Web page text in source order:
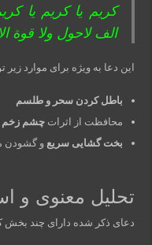
کریم یا کریم یا
الف لاحول ولا قوة
این دعا به ویژه برای موارد
باطل کردن سحر و طلسم
محافظت از اثراتچشم زخم
بخت گشایی سریع و گشودن
تحلیل معنوی و
دعای ذکر شده دارای چند بخش